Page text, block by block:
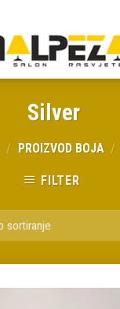
Silver
/ PROIZVOD BOJA /
FILTER